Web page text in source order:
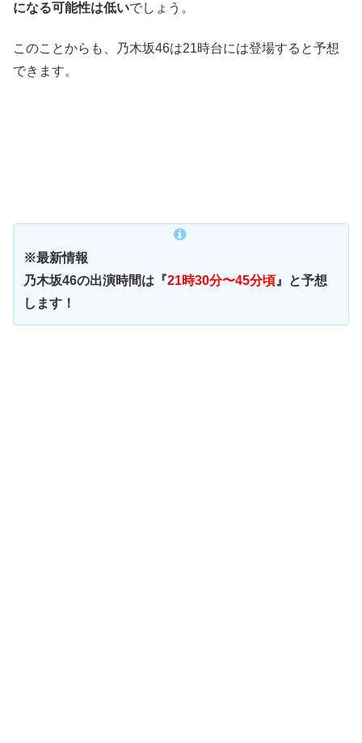
になる可能性は低いでしょう。
このことからも、乃木坂46は21時台には登場すると予想
できます。
※最新情報
乃木坂46の出演時間は『21時30分〜45分頃 』と予想
します！